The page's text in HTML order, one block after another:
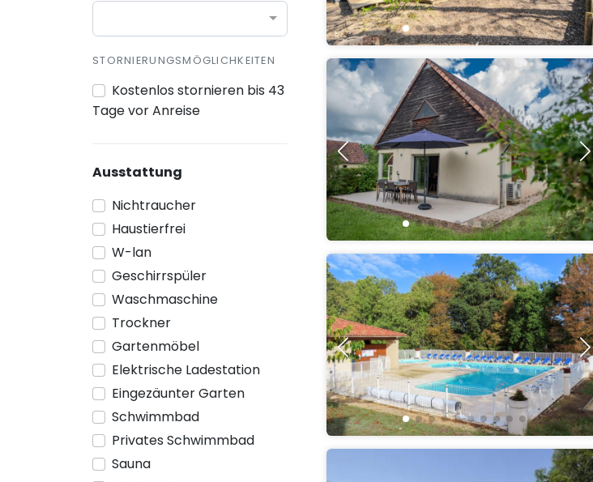
STORNIERUNGSMÖGLICHKEITEN
Kostenlos stornieren bis 43
Tage vor Anreise
Ausstattung
Nichtraucher
Haustierfrei
W-lan
Geschirrspüler
Waschmaschine
Trockner
Gartenmöbel
Elektrische Ladestation
Eingezäunter Garten
Schwimmbad
Privates Schwimmbad
Sauna